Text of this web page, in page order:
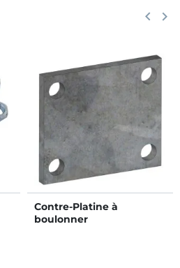
keyboard_arrow_left keyboard_arrow_right
Contre-Platine à
boulonner